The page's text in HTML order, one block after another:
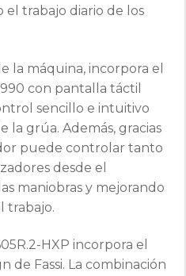
el trabajo diario de los
la máquina, incorpora el
con pantalla táctil
sencillo e intuitivo
la grúa. Además, gracias
puede controlar tanto
desde el
maniobras y mejorando
trabajo.
HXP incorpora el
de Fassi. La combinación